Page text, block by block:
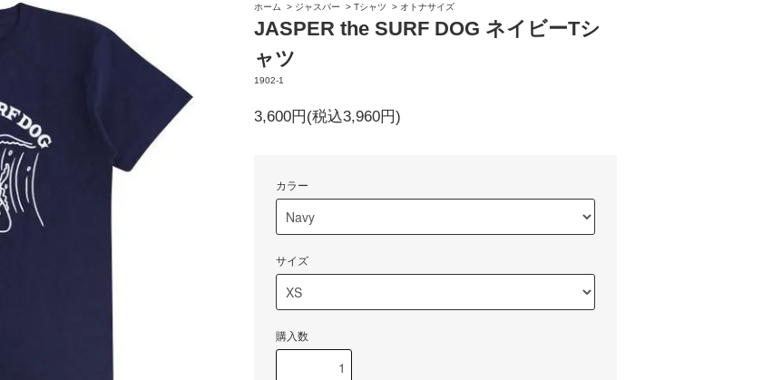
ホーム
> ジャスパー > Tシャツ > オトナサイズ
JASPER the SURF DOG ネイビーTシ
ャツ
1902-1
3,600円(税込3,960円)
カラー
サイズ
購入数